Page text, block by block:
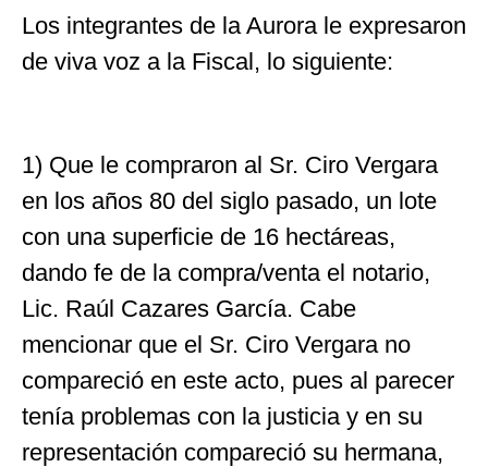
Los integrantes de la Aurora le expresaron
de viva voz a la Fiscal, lo siguiente:
1) Que le compraron al Sr. Ciro Vergara
en los años 80 del siglo pasado, un lote
con una superficie de 16 hectáreas,
dando fe de la compra/venta el notario,
Lic. Raúl Cazares García. Cabe
mencionar que el Sr. Ciro Vergara no
compareció en este acto, pues al parecer
tenía problemas con la justicia y en su
representación compareció su hermana,